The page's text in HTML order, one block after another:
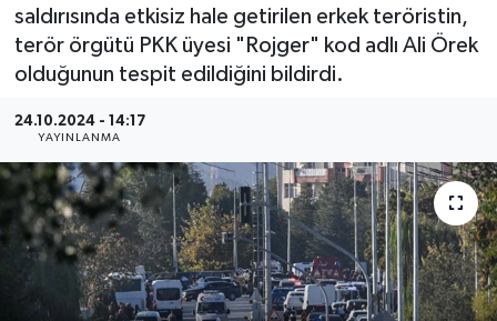
saldırısında etkisiz hale getirilen erkek teröristin,
terör örgütü PKK üyesi "Rojger" kod adlı Ali Örek
olduğunun tespit edildiğini bildirdi.
24.10.2024 - 14:17
YAYINLANMA